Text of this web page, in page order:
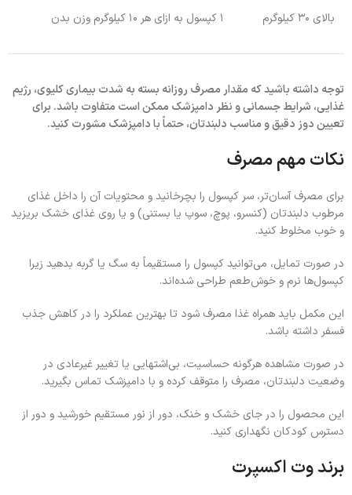
بالای ۳۰ کیلوگرم ۱ کپسول به ازای هر ۱۰ کیلوگرم وزن بدن
توجه داشته باشید که مقدار مصرف روزانه بسته به شدت بیماری کلیوی، رژیم
غذایی، شرایط جسمانی و نظر دامپزشک ممکن است متفاوت باشد. برای
تعیین دوز دقیق و مناسب دلبندتان، حتماً با دامپزشک مشورت کنید.
نکات مهم مصرف
برای مصرف آسان‌تر، سر کپسول را بچرخانید و محتویات آن را داخل غذای
مرطوب دلبندتان (کنسرو، پوچ، سوپ یا بستنی) و یا روی غذای خشک بریزید
و خوب مخلوط کنید.
در صورت تمایل، می‌توانید کپسول را مستقیماً به سگ یا گربه بدهید زیرا
کپسول‌ها نرم و خوش‌طعم طراحی شده‌اند.
این مکمل باید همراه غذا مصرف شود تا بهترین عملکرد را در کاهش جذب
فسفر داشته باشد.
در صورت مشاهده هرگونه حساسیت، بی‌اشتهایی یا تغییر غیرعادی در
وضعیت دلبندتان، مصرف را متوقف کرده و با دامپزشک تماس بگیرید.
این محصول را در جای خشک و خنک، دور از نور مستقیم خورشید و دور از
دسترس کودکان نگهداری کنید.
برند وت اکسپرت